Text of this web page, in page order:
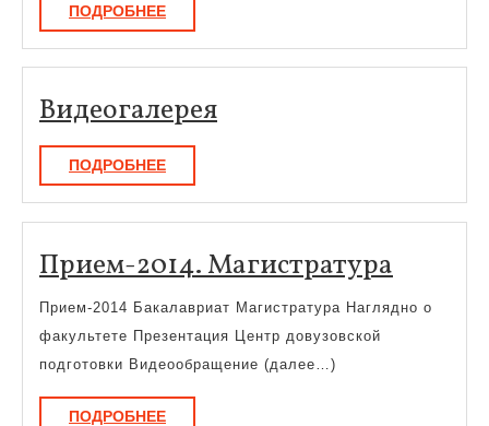
ПОДРОБНЕЕПОДРОБНЕЕ
ВидеогалереяВидеогалерея
ПОДРОБНЕЕПОДРОБНЕЕ
Прием-2014. Магистратура
Прием-2014 Бакалавриат Магистратура Наглядно о
факультете Презентация Центр довузовской
подготовки Видеообращение (далее…)
ПОДРОБНЕЕПОДРОБНЕЕ